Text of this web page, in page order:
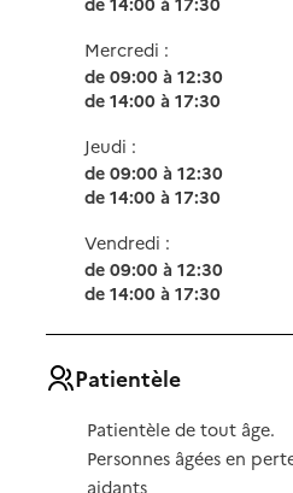
Mercredi :
de 09:00 à 12:30
de 14:00 à 17:30
Jeudi :
de 09:00 à 12:30
de 14:00 à 17:30
Vendredi :
de 09:00 à 12:30
de 14:00 à 17:30
Patientèle
Patientèle de tout âge.
Personnes âgées en
aidants